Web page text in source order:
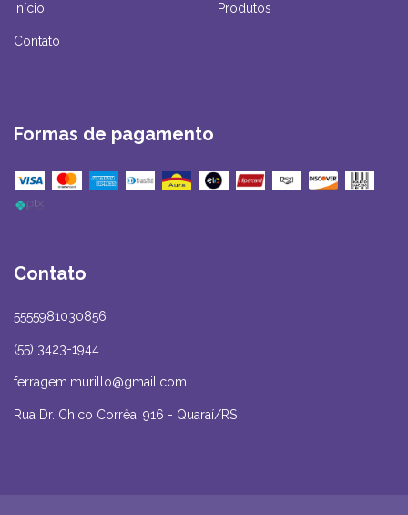
Início Produtos
Contato
Formas de pagamento
Contato
5555981030856
(55) 3423-1944
ferragem.murillo@gmail.com
Rua Dr. Chico Corrêa, 916 - Quaraí/RS